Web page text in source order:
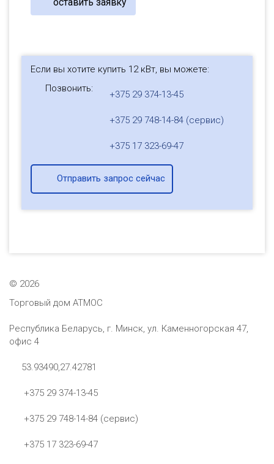
Если вы хотите купить 12 кВт, вы можете:
Позвонить:
+375 29 374-13-45
+375 29 748-14-84 (сервис)
+375 17 323-69-47
Отправить запрос сейчас
© 2026
Торговый дом АТМОС
Республика Беларусь, г. Минск, ул. Каменногорская 47,
офис 4
53.93490,27.42781
+375 29 374-13-45
+375 29 748-14-84 (сервис)
+375 17 323-69-47